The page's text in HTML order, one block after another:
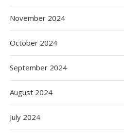
November 2024
October 2024
September 2024
August 2024
July 2024